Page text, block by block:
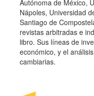
Autónoma de México,
Nápoles, Universidad
Santiago de
revistas arbitradas e
libro. Sus líneas de
económico, y el
cambiarias.